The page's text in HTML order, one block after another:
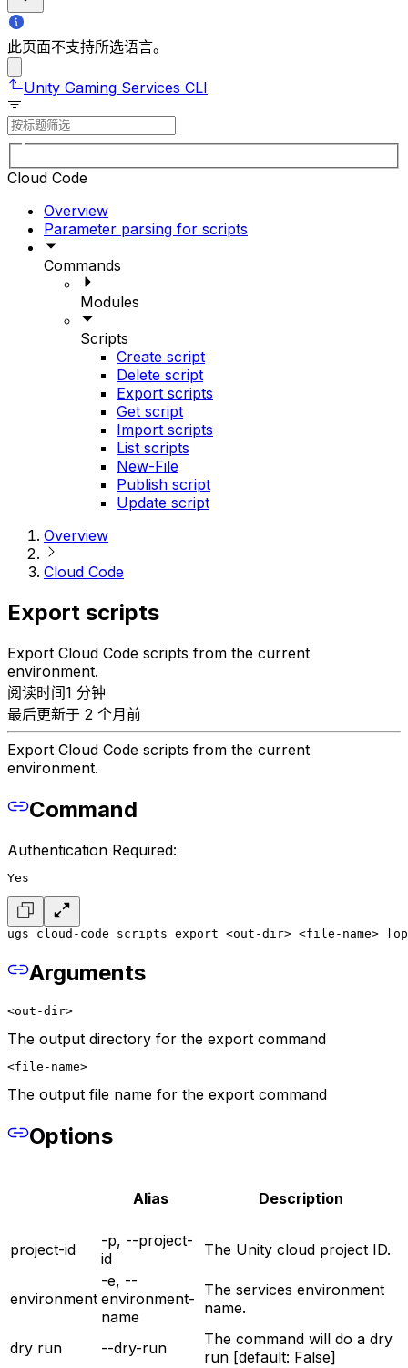
此页面不支持所选语言。
Unity Gaming Services CLI
Cloud Code
Overview
Parameter parsing for scripts
Commands
Modules
Scripts
Create script
Delete script
Export scripts
Get script
Import scripts
List scripts
New-File
Publish script
Update script
Overview
Cloud Code
Export scripts
Export Cloud Code scripts from the current
environment.
阅读时间1 分钟
最后更新于 2 个月前
Export Cloud Code scripts from the current
environment.
Command
Authentication Required:
Yes
ugs cloud-code scripts export <out-dir> <file-name>
Arguments
<out-dir>
The output directory for the export command
<file-name>
The output file name for the export command
Options
Alias Description
project-id
-p, --project-
id
The Unity cloud project ID.
environment
-e, --
environment-
name
The services environment
name.
dry run --dry-run
The command will do a dry
run [default: False]